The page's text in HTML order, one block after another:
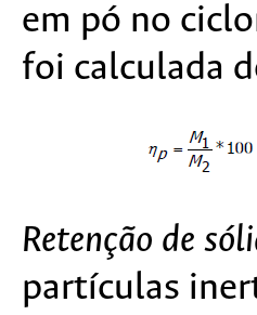
em pó no
foi calculada
Retenção de
partículas